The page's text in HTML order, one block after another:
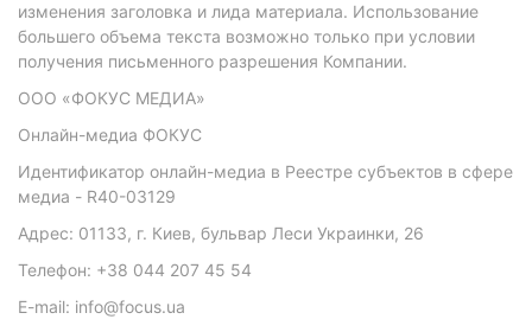
изменения заголовка и лида материала. Использование
большего объема текста возможно только при условии
получения письменного разрешения Компании.
ООО «ФОКУС МЕДИА»
Онлайн-медиа ФОКУС
Идентификатор онлайн-медиа в Реестре субъектов в сфере
медиа - R40-03129
Адрес: 01133, г. Киев, бульвар Леси Украинки, 26
Телефон: +38 044 207 45 54
E-mail: info@focus.ua